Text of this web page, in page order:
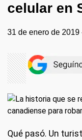
celular en
31 de enero de 2019
Qué pasó. Un